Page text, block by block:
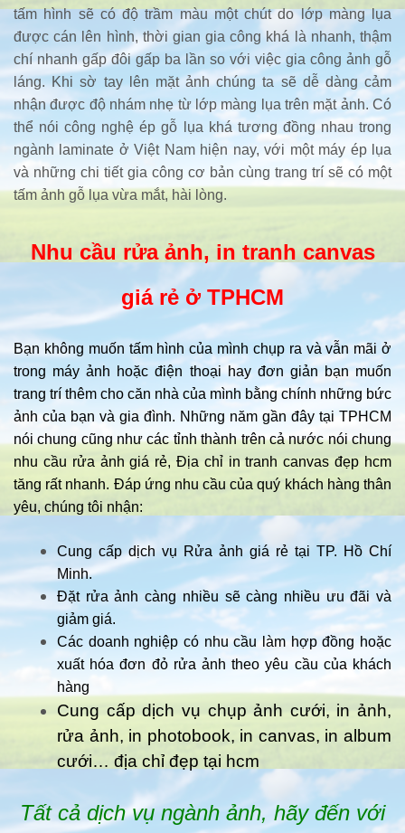
tấm hình sẽ có độ trầm màu một chút do lớp màng lụa
được cán lên hình, thời gian gia công khá là nhanh, thậm
chí nhanh gấp đôi gấp ba lần so với việc gia công ảnh gỗ
láng. Khi sờ tay lên mặt ảnh chúng ta sẽ dễ dàng cảm
nhận được độ nhám nhẹ từ lớp màng lụa trên mặt ảnh. Có
thể nói công nghệ ép gỗ lụa khá tương đồng nhau trong
ngành laminate ở Việt Nam hiện nay, với một máy ép lụa
và những chi tiết gia công cơ bản cùng trang trí sẽ có một
tấm ảnh gỗ lụa vừa mắt, hài lòng.
Nhu cầu rửa ảnh, in tranh canvas
giá rẻ ở TPHCM
Bạn không muốn tấm hình của mình chụp ra và vẫn mãi ở
trong máy ảnh hoặc điện thoại hay đơn giản bạn muốn
trang trí thêm cho căn nhà của mình bằng chính những bức
ảnh của bạn và gia đình. Những năm gần đây tại TPHCM
nói chung cũng như các tỉnh thành trên cả nước nói chung
nhu cầu rửa ảnh giá rẻ, Địa chỉ in tranh canvas đẹp hcm
tăng rất nhanh. Đáp ứng nhu cầu của quý khách hàng thân
yêu, chúng tôi nhận:
Cung cấp dịch vụ Rửa ảnh giá rẻ tại TP. Hồ Chí
Minh.
Đặt rửa ảnh càng nhiều sẽ càng nhiều ưu đãi và
giảm giá.
Các doanh nghiệp có nhu cầu làm hợp đồng hoặc
xuất hóa đơn đỏ rửa ảnh theo yêu cầu của khách
hàng
Cung cấp dịch vụ chụp ảnh cưới, in ảnh,
rửa ảnh, in photobook, in canvas, in album
cưới… địa chỉ đẹp tại hcm
Tất cả dịch vụ ngành ảnh, hãy đến với